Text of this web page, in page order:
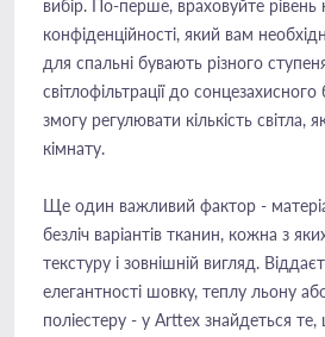
вибір. По-перше, враховуйте рівень
конфіденційності, який вам
для спальні бувають різного
світлофільтрації до
змогу регулювати кількість світла,
кімнату.
Ще один важливий фактор -
безліч варіантів тканин, кожна з
текстуру і зовнішній вигляд.
елегантності шовку, теплу льону
поліестеру - у Arttex знайдеться